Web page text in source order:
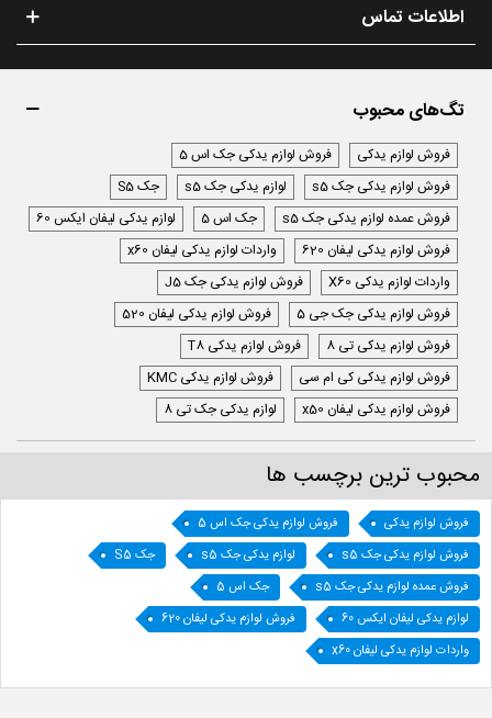
اطلاعات تماس
تگ‌های محبوب
فروش لوازم یدکی
فروش لوازم یدکی جک اس 5
فروش لوازم یدکی جک s5
لوازم یدکی جک s5
جک S5
فروش عمده لوازم یدکی جک s5
جک اس 5
لوازم یدکی لیفان ایکس 60
فروش لوازم یدکی لیفان 620
واردات لوازم یدکی لیفان x60
واردات لوازم یدکی X60
فروش لوازم یدکی جک J5
فروش لوازم یدکی جک جی 5
فروش لوازم یدکی لیفان 520
فروش لوازم یدکی تی 8
فروش لوازم یدکی T8
فروش لوازم یدکی کی ام سی
فروش لوازم یدکی KMC
فروش لوازم یدکی لیفان x50
لوازم یدکی جک تی 8
محبوب ترین برچسب ها
فروش لوازم یدکی
فروش لوازم یدکی جک اس 5
فروش لوازم یدکی جک s5
لوازم یدکی جک s5
جک S5
فروش عمده لوازم یدکی جک s5
جک اس 5
لوازم یدکی لیفان ایکس 60
فروش لوازم یدکی لیفان 620
واردات لوازم یدکی لیفان x60